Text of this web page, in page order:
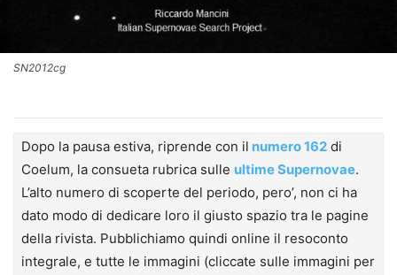
SN2012cg
Dopo la pausa estiva, riprende con il numero 162 di
Coelum, la consueta rubrica sulle ultime Supernovae.
L’alto numero di scoperte del periodo, pero’, non ci ha
dato modo di dedicare loro il giusto spazio tra le pagine
della rivista. Pubblichiamo quindi online il resoconto
integrale, e tutte le immagini (cliccate sulle immagini per